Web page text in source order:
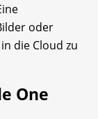
oder
die Cloud zu
One